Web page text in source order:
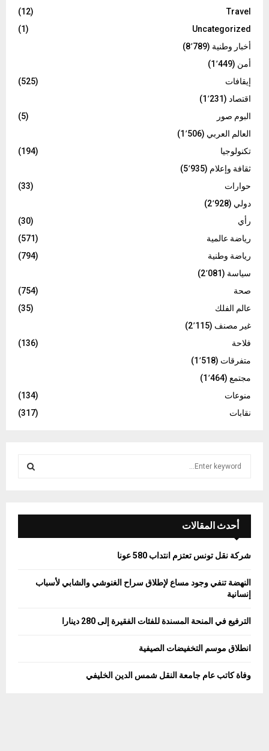
Travel
(12)
Uncategorized
(1)
أخبار وطنية (8٬789)
أمن (1٬449)
إيقافات
(525)
اقتصاد (1٬231)
البوم صور
(5)
العالم العربي (1٬506)
تكنولوجيا
(194)
ثقافة وإعلام (5٬935)
حوارات
(33)
دولي (2٬928)
رأي
(30)
رياضة عالمية
(571)
رياضة وطنية
(794)
سياسة (2٬081)
صحة
(754)
عالم الفلك
(35)
غير مصنف (2٬115)
فلاحة
(136)
متفرقات (1٬518)
مجتمع (1٬464)
منوعات
(134)
نقابات
(317)
f
r
E
A
أحدث المقالات
شركة نقل تونس تعتزم انتداب 580 عونا
النهضة تنفي وجود مساع لإطلاق سراح الغنوشي والشابي لأسباب
إنسانية
الترفيع في المنحة المسندة للفئات الفقيرة إلى 280 دينارا
انطلاق موسم التخفيضات الصيفية
وفاة كاتب عام جامعة النقل شمس الدين الخليفي